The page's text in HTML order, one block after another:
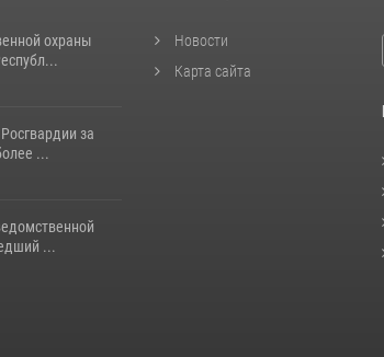
охраны
за
...
...
Новости
Карта сайта